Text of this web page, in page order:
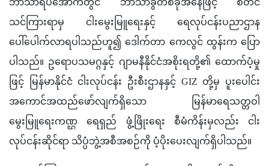
သင်ကြားရာမှ ငါးမွေးမြူရေးနှင့် ရေလုပ်ငန်းပညာဌာန
ပေါ်ပေါက်လာရပါသည်ဟူ၍ ဒေါက်တာ ကေလွင် ထွန်းက ပြော
ပါသည်။ ဥရောပသမဂ္ဂနှင့် ဂျာမနီနိုင်ငံအစိုးရတို့၏ ထောက်ပံ့မှု
ဖြင့် မြန်မာနိုင်ငံ ငါးလုပ်ငန်း ဦးစီးဌာနနှင့် GIZ တို့မှ ပူးပေါင်း
အကောင်အထည်ဖော်လျက်ရှိသော မြန်မာရေသတ္တဝါ
မွေးမြူရေးကဏ္ဌ ရေရှည် ဖွံ့ဖြိုးရေး စီမံကိန်းမှလည်း ငါး
လုပ်ငန်းဆိုင်ရာ သိပ္ပံဘွဲ့အစီအစဉ်ကို ပံ့ပိုးပေးလျက်ရှိပါသည်။